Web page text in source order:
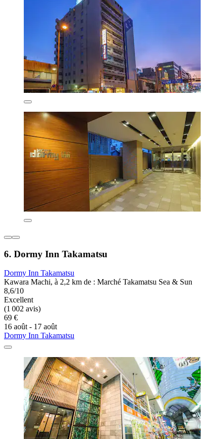
6. Dormy Inn Takamatsu
Dormy Inn Takamatsu
Kawara Machi, à 2,2 km de : Marché Takamatsu Sea & Sun
8,6/10
Excellent
(1 002 avis)
69 €
16 août - 17 août
Dormy Inn Takamatsu